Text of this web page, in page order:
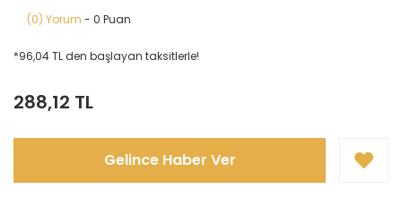
(0) Yorum - 0 Puan
*96,04 TL den başlayan taksitlerle!
288,12 TL
Gelince Haber Ver